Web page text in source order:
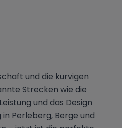
und die kurvigen
Strecken wie die
und das Design
Perleberg, Berge und